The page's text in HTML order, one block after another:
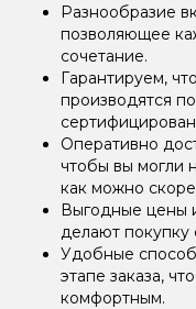
Разнообразие
позволяющее
сочетание.
Гарантируем,
производятся
Оперативно
чтобы вы могли
как можно
Выгодные цены
делают
Удобные
этапе заказа,
комфортным.